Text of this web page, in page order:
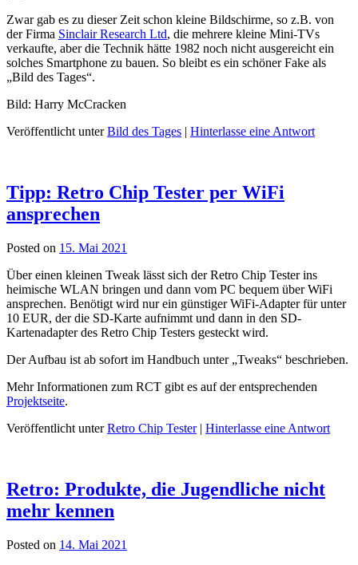
Zwar gab es zu dieser Zeit schon kleine Bildschirme, so z.B. von
der Firma Sinclair Research Ltd, die mehrere kleine Mini-TVs
verkaufte, aber die Technik hätte 1982 noch nicht ausgereicht ein
solches Smartphone zu bauen. So bleibt es ein schöner Fake als
„Bild des Tages“.
Bild: Harry McCracken
Veröffentlicht unterBild des Tages | Hinterlasse eine Antwort
Tipp: Retro Chip Tester per WiFi
ansprechen
Posted on 15. Mai 2021
Über einen kleinen Tweak lässt sich der Retro Chip Tester ins
heimische WLAN bringen und dann vom PC bequem über WiFi
ansprechen. Benötigt wird nur ein günstiger WiFi-Adapter für unter
10 EUR, der die SD-Karte aufnimmt und dann in den SD-
Kartenadapter des Retro Chip Testers gesteckt wird.
Der Aufbau ist ab sofort im Handbuch unter „Tweaks“ beschrieben.
Mehr Informationen zum RCT gibt es auf der entsprechenden
Projektseite.
Veröffentlicht unterRetro Chip Tester | Hinterlasse eine Antwort
Retro: Produkte, die Jugendliche nicht
mehr kennen
Posted on 14. Mai 2021